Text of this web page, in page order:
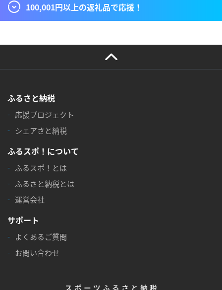
100,001円以上の返礼品で応援！
ふるさと納税
応援プロジェクト
シェアさと納税
ふるスポ！について
ふるスポ！とは
ふるさと納税とは
運営会社
サポート
よくあるご質問
お問い合わせ